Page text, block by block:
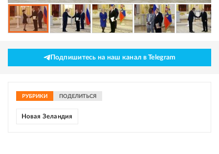
Подпишитесь на наш канал в Telegram
РУБРИКИ ПОДЕЛИТЬСЯ
Новая Зеландия